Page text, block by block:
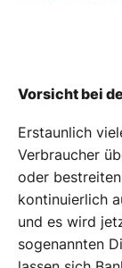
Vorsicht bei
Erstaunlich
Verbraucher
oder
kontinuierlich
und es wird
sogenannten